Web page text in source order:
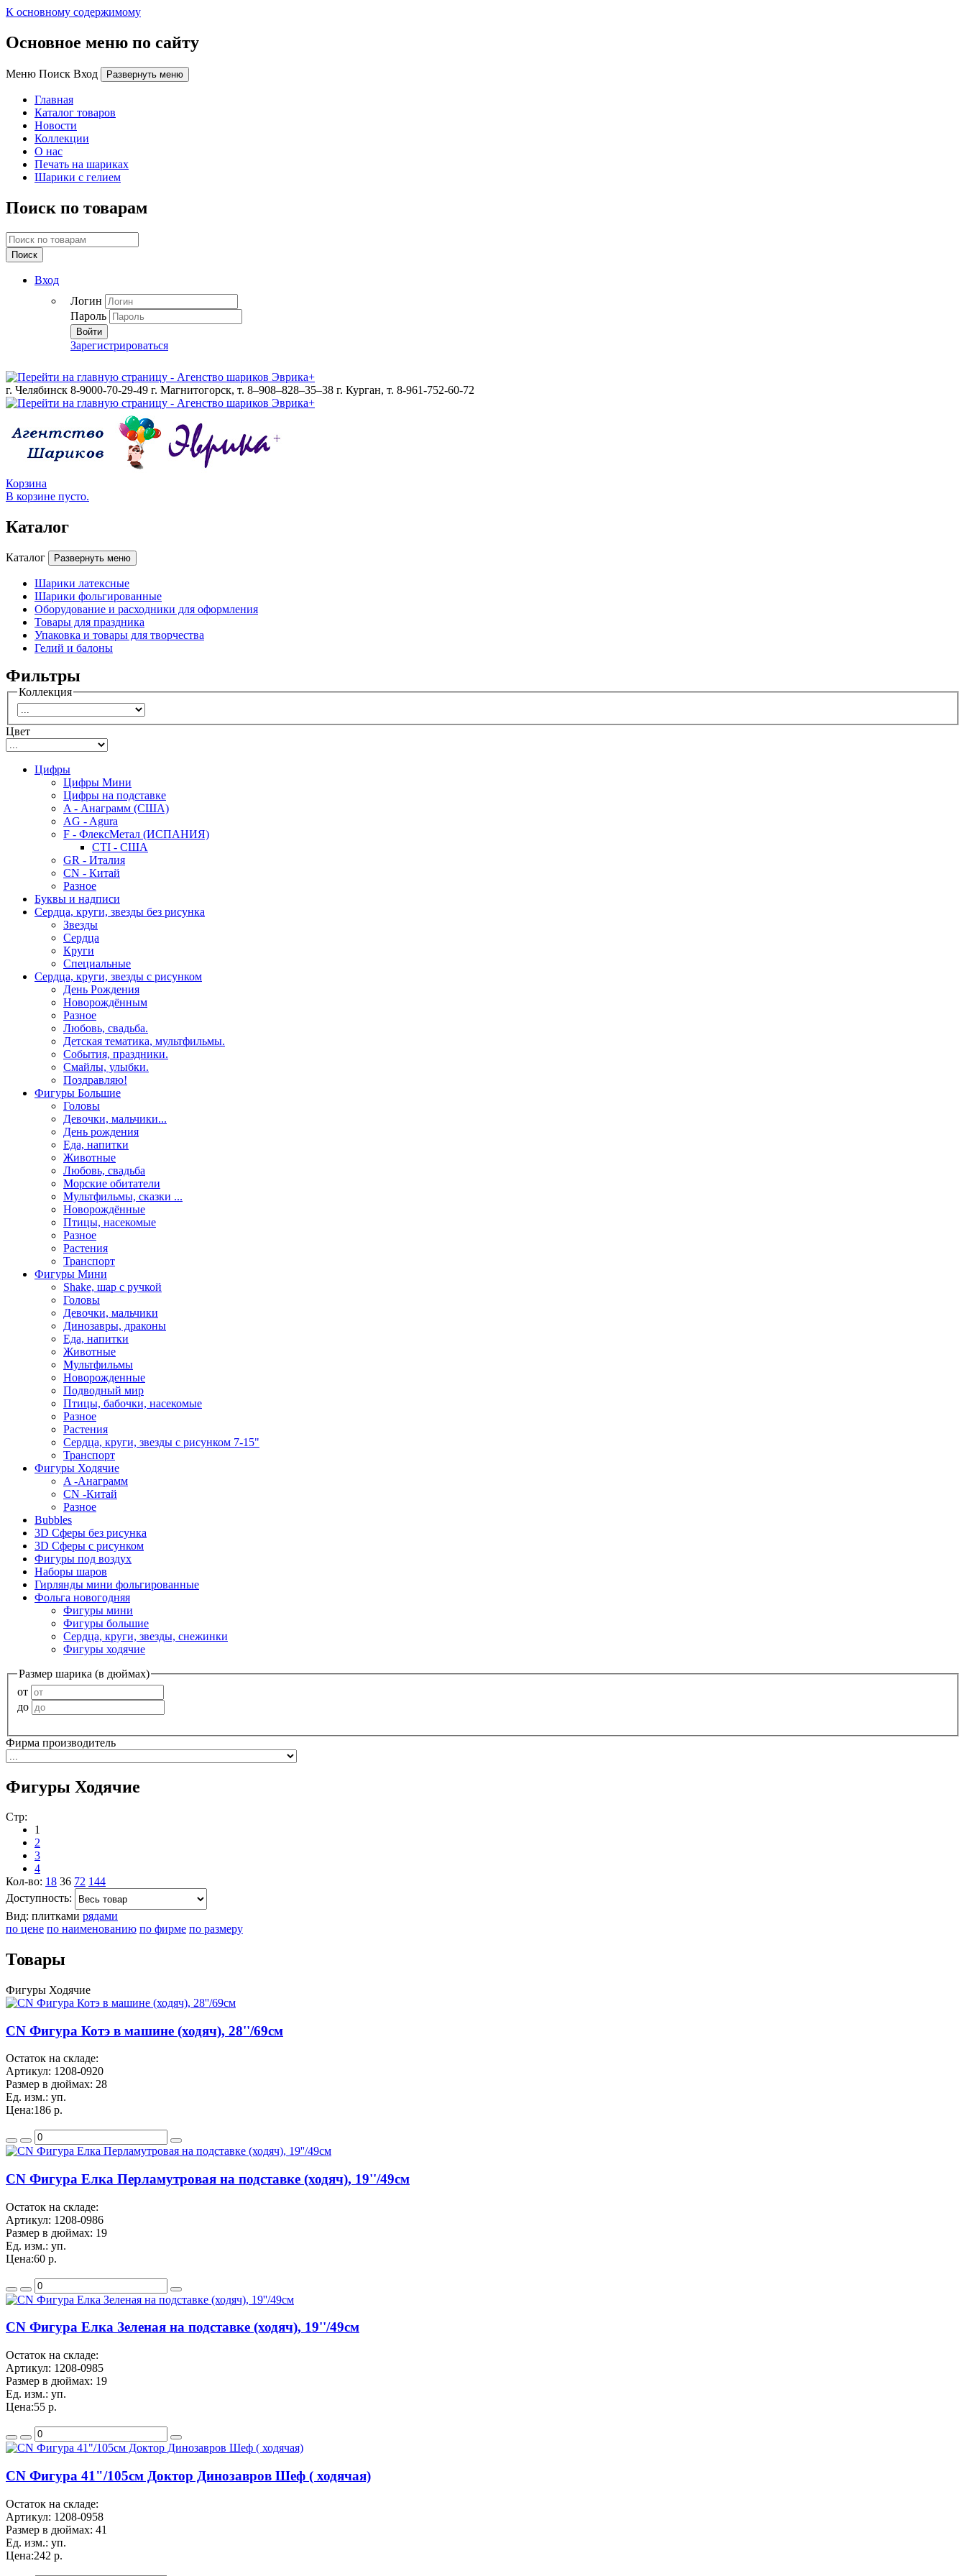
К основному содержимому
Основное меню по сайту
Меню Поиск Вход Развернуть меню
Главная
Каталог товаров
Новости
Коллекции
О нас
Печать на шариках
Шарики с гелием
Поиск по товарам
Поиск
Вход
Логин
Пароль
Войти
Зарегистрироваться
г. Челябинск 8-9000-70-29-49 г. Магнитогорск, т. 8–908–828–35–38 г. Курган, т. 8-961-752-60-72
Корзина
В корзине пусто.
Каталог
Каталог Развернуть меню
Шарики латексные
Шарики фольгированные
Оборудование и расходники для оформления
Товары для праздника
Упаковка и товары для творчества
Гелий и балоны
Фильтры
Коллекция
Цвет
Цифры
Цифры Мини
Цифры на подставке
A - Анаграмм (США)
AG - Agura
F - ФлексМетал (ИСПАНИЯ)
CTI - США
GR - Италия
CN - Китай
Разное
Буквы и надписи
Сердца, круги, звезды без рисунка
Звезды
Сердца
Круги
Специальные
Сердца, круги, звезды с рисунком
День Рождения
Новорождённым
Разное
Любовь, свадьба.
Детская тематика, мультфильмы.
События, праздники.
Смайлы, улыбки.
Поздравляю!
Фигуры Большие
Головы
Девочки, мальчики...
День рождения
Еда, напитки
Животные
Любовь, свадьба
Морские обитатели
Мультфильмы, сказки ...
Новорождённые
Птицы, насекомые
Разное
Растения
Транспорт
Фигуры Мини
Shake, шар с ручкой
Головы
Девочки, мальчики
Динозавры, драконы
Еда, напитки
Животные
Мультфильмы
Новорожденные
Подводный мир
Птицы, бабочки, насекомые
Разное
Растения
Сердца, круги, звезды с рисунком 7-15"
Транспорт
Фигуры Ходячие
A -Анаграмм
CN -Китай
Разное
Bubbles
3D Сферы без рисунка
3D Сферы с рисунком
Фигуры под воздух
Наборы шаров
Гирлянды мини фольгированные
Фольга новогодняя
Фигуры мини
Фигуры большие
Сердца, круги, звезды, снежинки
Фигуры ходячие
Размер шарика (в дюймах)
от
до
Фирма производитель
Фигуры Ходячие
Стр:
1
2
3
4
Кол-во: 18 36 72 144
Доступность:
Вид: плитками рядами
по цене по наименованию по фирме по размеру
Товары
Фигуры Ходячие
CN Фигура Котэ в машине (ходяч), 28''/69см
Остаток на складе:
Артикул: 1208-0920
Размер в дюймах: 28
Ед. изм.: уп.
Цена:186 р.
CN Фигура Елка Перламутровая на подставке (ходяч), 19''/49см
Остаток на складе:
Артикул: 1208-0986
Размер в дюймах: 19
Ед. изм.: уп.
Цена:60 р.
CN Фигура Елка Зеленая на подставке (ходяч), 19''/49см
Остаток на складе:
Артикул: 1208-0985
Размер в дюймах: 19
Ед. изм.: уп.
Цена:55 р.
CN Фигура 41"/105см Доктор Динозавров Шеф ( ходячая)
Остаток на складе:
Артикул: 1208-0958
Размер в дюймах: 41
Ед. изм.: уп.
Цена:242 р.